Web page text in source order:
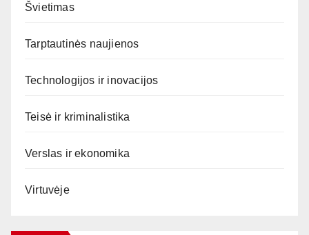
Švietimas
Tarptautinės naujienos
Technologijos ir inovacijos
Teisė ir kriminalistika
Verslas ir ekonomika
Virtuvėje